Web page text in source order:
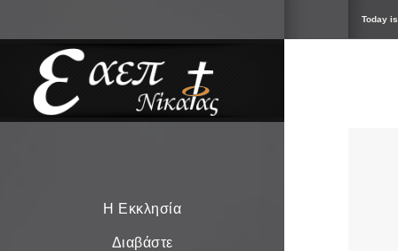
Η Εκκλησία
Διαβάστε
Today